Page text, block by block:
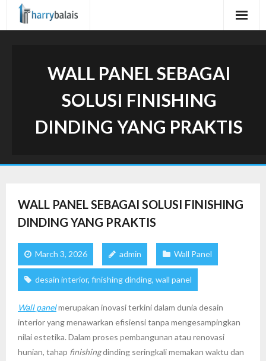
WALL PANEL SEBAGAI
SOLUSI FINISHING
DINDING YANG PRAKTIS
WALL PANEL SEBAGAI SOLUSI FINISHING
DINDING YANG PRAKTIS
March 3, 2026 admin Wall Panel
desain interior, finishing dinding, wall panel
Wall panelmerupakan inovasi terkini dalam dunia desain
interior yang menawarkan efisiensi tanpa mengesampingkan
nilai estetika. Dalam proses pembangunan atau renovasi
hunian, tahap finishingdinding seringkali memakan waktu dan